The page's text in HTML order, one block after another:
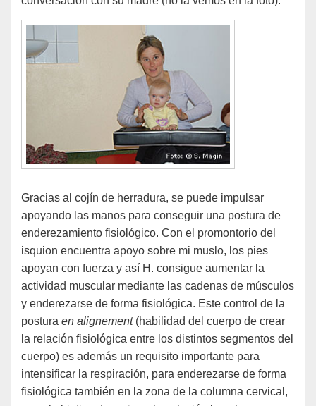
Gracias al cojín de herradura, se puede impulsar
apoyando las manos para conseguir una postura de
enderezamiento fisiológico. Con el promontorio del
isquion encuentra apoyo sobre mi muslo, los pies
apoyan con fuerza y así H. consigue aumentar la
actividad muscular mediante las cadenas de músculos
y enderezarse de forma fisiológica. Este control de la
postura en alignement(habilidad del cuerpo de crear
la relación fisiológica entre los distintos segmentos del
cuerpo) es además un requisito importante para
intensificar la respiración, para enderezarse de forma
fisiológica también en la zona de la columna cervical,